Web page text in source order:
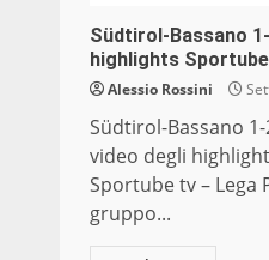
Südtirol-Bassano
highlights Sportube
Alessio Rossini
Südtirol-Bassano
video degli
Sportube tv – Lega
gruppo...